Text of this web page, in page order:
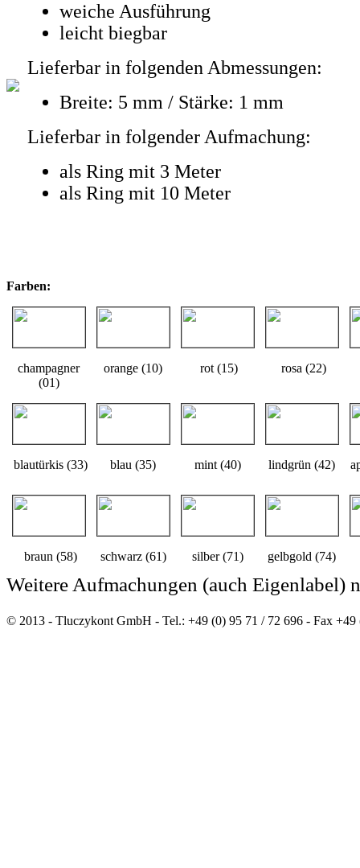
weiche Ausführung
leicht biegbar
Lieferbar in folgenden Abmessungen:
Breite: 5 mm / Stärke: 1 mm
Lieferbar in folgender Aufmachung:
als Ring mit 3 Meter
als Ring mit 10 Meter
Farben:
champagner
(01)
orange (10) rot (15) rosa (22)
blautürkis (33) blau (35) mint (40) lindgrün (42)
braun (58) schwarz (61) silber (71) gelbgold (74)
Weitere Aufmachungen (auch Eigenlabel)
© 2013 - Tluczykont GmbH - Tel.: +49 (0) 95 71 / 72 696 - Fax